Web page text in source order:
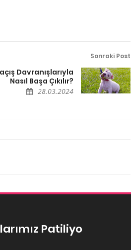
Sonraki Post
Davranışlarıyla
Nasıl Başa Çıkılır?
28.03.2024
Patiliyo